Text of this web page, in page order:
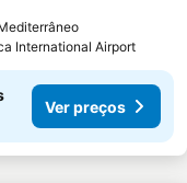
Ver preços
International Airport
Ver preços